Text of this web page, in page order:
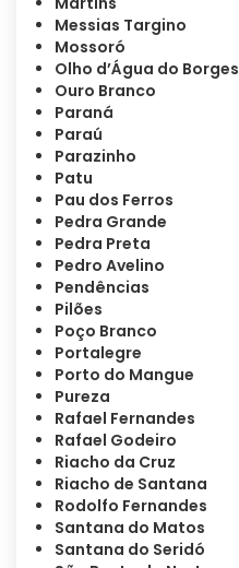
Messias Targino
Mossoró
Olho d’Água do Borges
Ouro Branco
Paraná
Paraú
Parazinho
Patu
Pau dos Ferros
Pedra Grande
Pedra Preta
Pedro Avelino
Pendências
Pilões
Poço Branco
Portalegre
Porto do Mangue
Pureza
Rafael Fernandes
Rafael Godeiro
Riacho da Cruz
Riacho de Santana
Rodolfo Fernandes
Santana do Matos
Santana do Seridó